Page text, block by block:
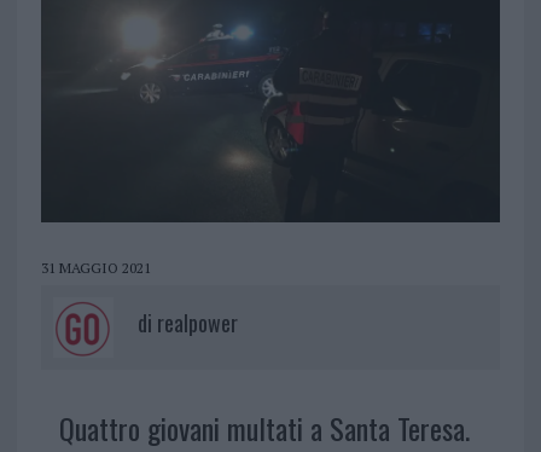
31 MAGGIO 2021
di realpower
Quattro giovani multati a Santa Teresa.